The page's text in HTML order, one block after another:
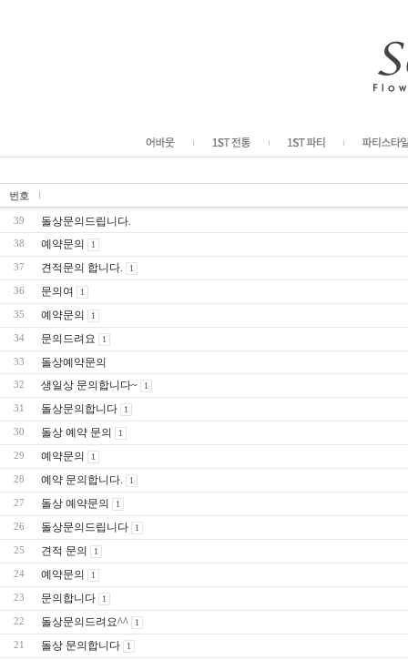
번호
39 돌상문의드립니다.
38 예약문의 1
37 견적문의 합니다. 1
36 문의여 1
35 예약문의 1
34 문의드려요 1
33 돌상예약문의
32 생일상 문의합니다~ 1
31 돌상문의합니다 1
30 돌상 예약 문의 1
29 예약문의 1
28 예약 문의합니다. 1
27 돌상 예약문의 1
26 돌상문의드립니다 1
25 견적 문의 1
24 예약문의 1
23 문의합니다 1
22 돌상문의드려요^^ 1
21 돌상 문의합니다 1